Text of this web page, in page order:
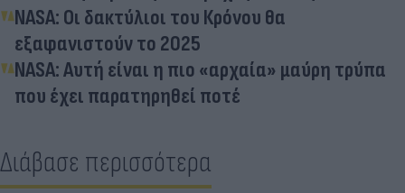
NASA: Οι δακτύλιοι του Κρόνου θα
εξαφανιστούν το 2025
NASA: Αυτή είναι η πιο «αρχαία» μαύρη τρύπα
που έχει παρατηρηθεί ποτέ
Διάβασε περισσότερα